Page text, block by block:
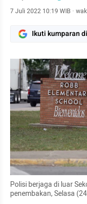
7 Juli 2022 10:19 WIB ·
Ikuti kumparan
Polisi berjaga di luar
penembakan, Selasa